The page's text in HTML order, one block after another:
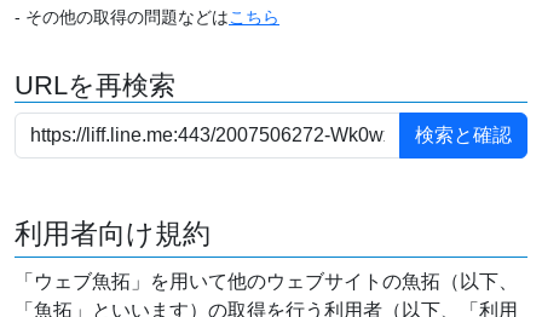
- その他の取得の問題などはこちら
URLを再検索
利用者向け規約
「ウェブ魚拓」を用いて他のウェブサイトの魚拓（以下、
「魚拓」といいます）の取得を行う利用者（以下、「利用